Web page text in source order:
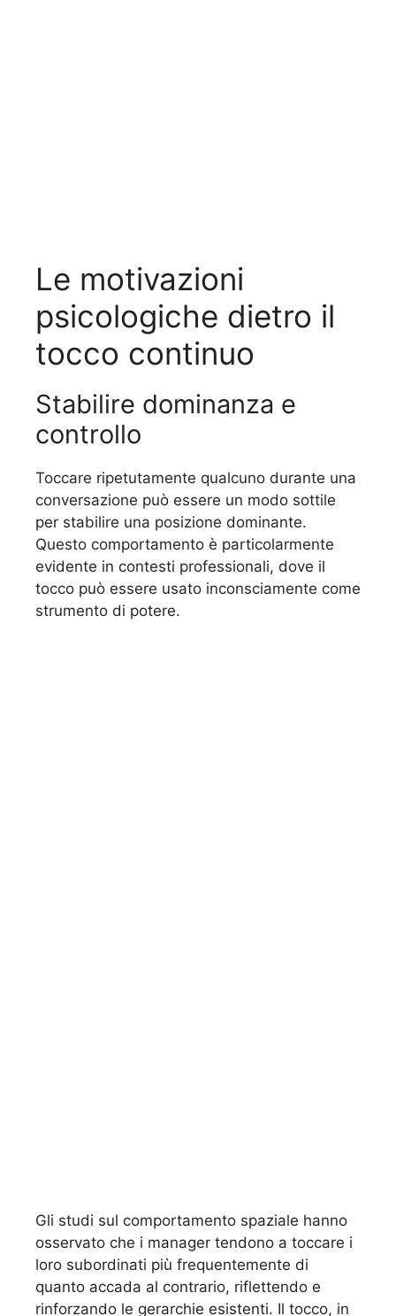
Le motivazioni
psicologiche dietro il
tocco continuo
Stabilire dominanza e
controllo
Toccare ripetutamente qualcuno durante una
conversazione può essere un modo sottile
per stabilire una posizione dominante.
Questo comportamento è particolarmente
evidente in contesti professionali, dove il
tocco può essere usato inconsciamente come
strumento di potere.
Gli studi sul comportamento spaziale hanno
osservato che i manager tendono a toccare i
loro subordinati più frequentemente di
quanto accada al contrario, riflettendo e
rinforzando le gerarchie esistenti. Il tocco, in